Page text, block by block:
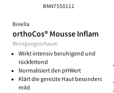
BNN7550111
Binella
orthoCos® Mousse Inflam
Reinigungsschaum
Wirkt intensiv beruhigend und
rückfettend
Normalisiert den pHWert
Klärt die gereizte Haut besonders
mild